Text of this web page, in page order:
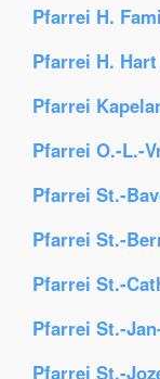
Pfarrei H.
Pfarrei H.
Pfarrei
Pfarrei O.-L.-
Pfarrei St.-
Pfarrei St.-
Pfarrei St.-
Pfarrei St.-
Pfarrei St.-